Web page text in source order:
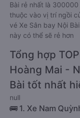
Bài rẻ nhất là
thuộc vào vị trí ngồi
vé Xe Sân bay Nội
này có thể sẽ rẻ hơn
Tổng hợp
Hoàng Mai -
Bài tốt nhất
null
🚌 1. Xe Nam